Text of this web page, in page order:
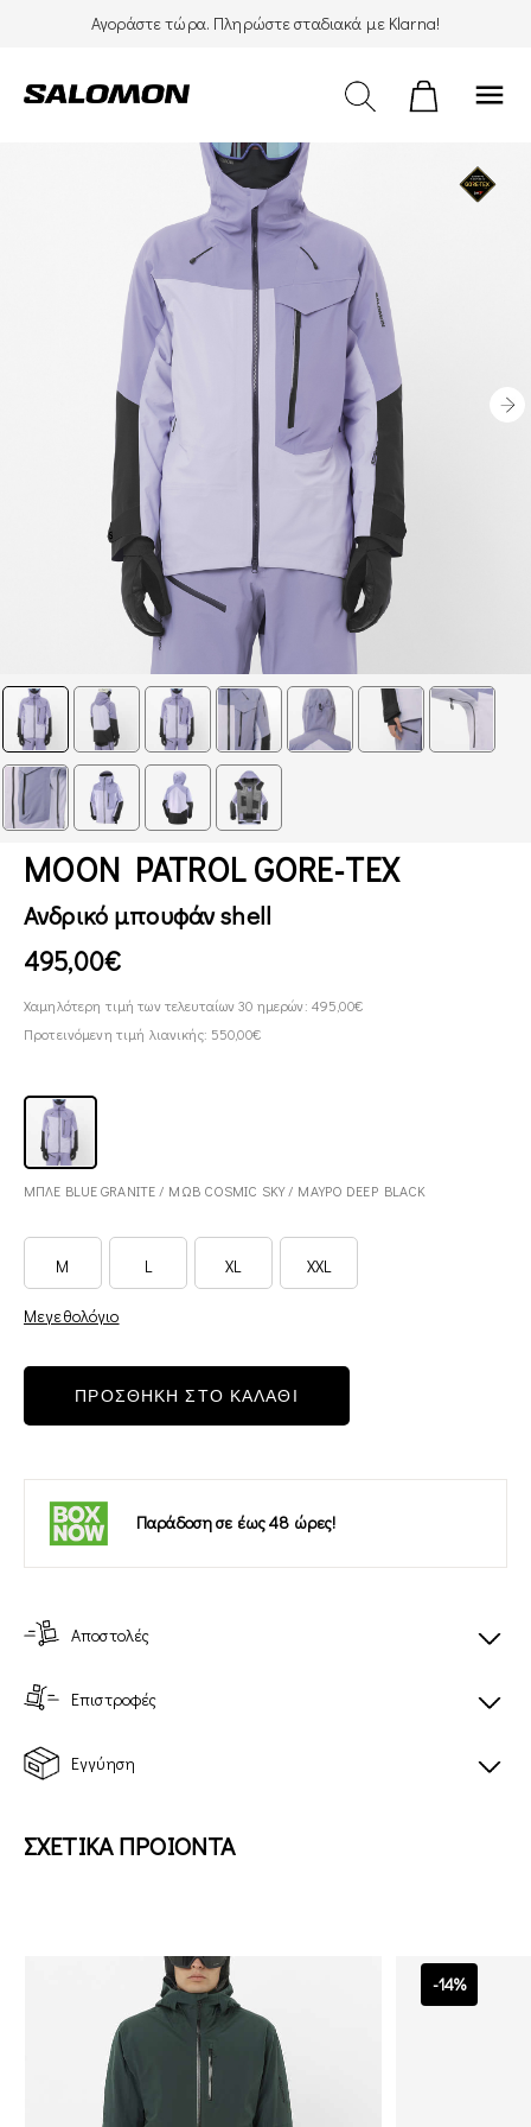
Αγοράστε τώρα. Πληρώστε σταδιακά με Klarna!
menu
MOON PATROL GORE-TEX
Ανδρικό μπουφάν shell
495,00€
Χαμηλότερη τιμή των τελευταίων 30 ημερών: 495,00€
Προτεινόμενη τιμή λιανικής: 550,00€
ΜΠΛΕ BLUE GRANITE / ΜΩΒ COSMIC SKY / ΜΑΥΡΟ DEEP BLACK
M L XL XXL
Μεγεθολόγιο
ΠΡΟΣΘΗΚΗ ΣΤΟ ΚΑΛΑΘΙ
Παράδοση σε έως 48 ώρες!
Αποστολές
Επιστροφές
Εγγύηση
ΣΧΕΤΙΚΑ ΠΡΟΙΟΝΤΑ
-14%